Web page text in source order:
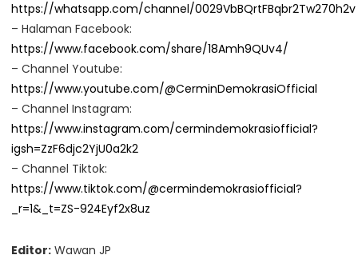
https://whatsapp.com/channel/0029VbBQrtFBqbr2Tw270h2v
– Halaman Facebook:
https://www.facebook.com/share/18Amh9QUv4/
– Channel Youtube:
https://www.youtube.com/@CerminDemokrasiOfficial
– Channel Instagram:
https://www.instagram.com/cermindemokrasiofficial?
igsh=ZzF6djc2YjU0a2k2
– Channel Tiktok:
https://www.tiktok.com/@cermindemokrasiofficial?
_r=1&_t=ZS-924Eyf2x8uz
Editor: Wawan JP